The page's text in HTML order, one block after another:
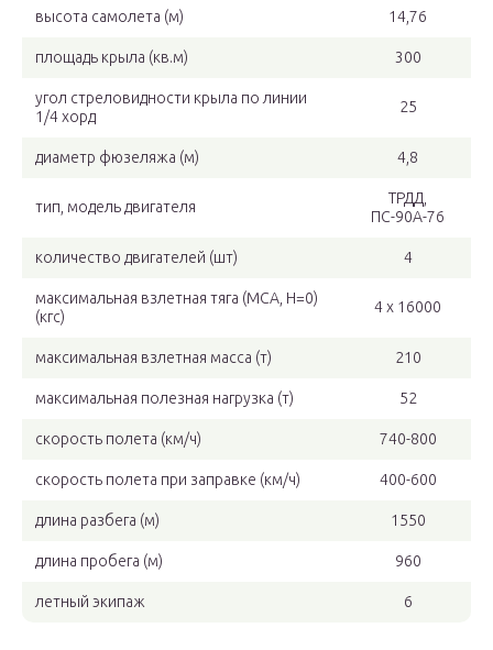
высота самолета (м) 14,76
площадь крыла (кв.м) 300
угол стреловидности крыла по линии
1/4 хорд
25
диаметр фюзеляжа (м) 4,8
тип, модель двигателя
ТРДД,
ПС-90А-76
количество двигателей (шт) 4
максимальная взлетная тяга (MCA, H=0)
(кгс)
4 х 16000
максимальная взлетная масса (т) 210
максимальная полезная нагрузка (т) 52
скорость полета (км/ч) 740-800
скорость полета при заправке (км/ч) 400-600
длина разбега (м) 1550
длина пробега (м) 960
летный экипаж 6